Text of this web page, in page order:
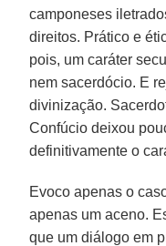
camponeses
direitos. Prático e
pois, um caráter
nem sacerdócio. E
divinização.
Confúcio deixou
definitivamente o
Evoco apenas o
apenas um aceno.
que um diálogo em